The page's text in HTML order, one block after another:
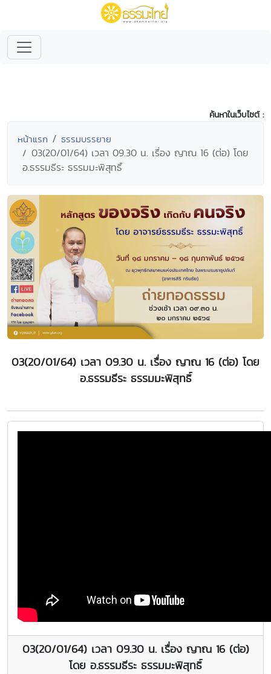
ค้นหาในเว็บไซต์ :
หน้าแรก ธรรมบรรยาย
03(20/01/64) เวลา 09.30 น. เรื่อง ญาณ 16 (ต่อ) โดย
อ.ธรรมธีระ ธรรมมะพิสุทธิ์
03(20/01/64) เวลา 09.30 น. เรื่อง ญาณ 16 (ต่อ) โดย
อ.ธรรมธีระ ธรรมมะพิสุทธิ์
03(20/01/64) เวลา 09.30 น. เรื่อง ญาณ 16 (ต่อ)
โดย อ.ธรรมธีระ ธรรมมะพิสุทธิ์